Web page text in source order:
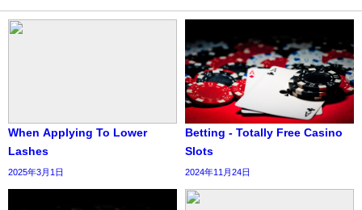
When Applying To Lower
Lashes
2025年3月1日
Betting - Totally Free Casino
Slots
2024年11月24日